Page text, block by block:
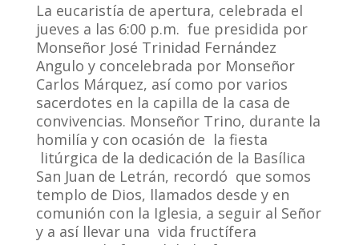
La eucaristía de apertura, celebrada el
jueves a las 6:00 p.m. fue presidida por
Monseñor José Trinidad Fernández
Angulo y concelebrada por Monseñor
Carlos Márquez, así como por varios
sacerdotes en la capilla de la casa de
convivencias. Monseñor Trino, durante la
homilía y con ocasión de la fiesta
litúrgica de la dedicación de la Basílica
San Juan de Letrán, recordó que somos
templo de Dios, llamados desde y en
comunión con la Iglesia, a seguir al Señor
y a así llevar una vida fructífera